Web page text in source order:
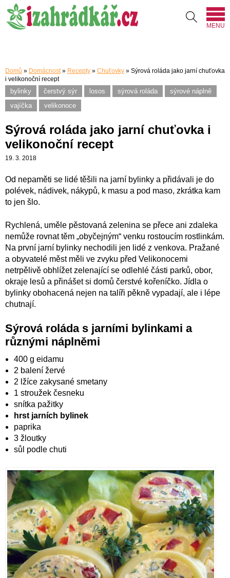
MENU
Domů » Domácnost» Recepty » Chuťovky » Sýrová roláda jako jarní chuťovka
i velikonoční recept
bylinky čerstvý sýr losos sýrová roláda
sýrové náplně
vajíčka
velikonoce
Sýrová roláda jako jarní chuťovka i
velikonoční recept
19. 3. 2018
Od nepaměti se lidé těšili na jarní bylinky a přidávali je do
polévek, nádivek, nákypů, k masu a pod maso, zkrátka kam
to jen šlo.
Rychlená, uměle pěstovaná zelenina se přece ani zdaleka
nemůže rovnat těm „obyčejným“ venku rostoucím rostlinkám.
Na první jarní bylinky nechodili jen lidé z venkova. Pražané
a obyvatelé měst měli ve zvyku před Velikonocemi
netrpělivě obhlížet zelenající se odlehlé části parků, obor,
okraje lesů a přinášet si domů čerstvé kořeníčko. Jídla o
bylinky obohacená nejen na talíři pěkně vypadají, ale i lépe
chutnají.
Sýrová roláda s jarními bylinkami a
různými náplněmi
400 g eidamu
2 balení žervé
2 lžíce zakysané smetany
1 stroužek česneku
snítka pažitky
hrst jarních bylinek
paprika
3 žloutky
sůl podle chuti